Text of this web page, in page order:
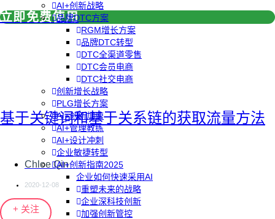
AI+创新战略
品牌DTC方案
RGM增长方案
品牌DTC转型
DTC全渠道零售
DTC会员电商
DTC社交电商
创新增长战略
PLG增长方案
AI+创新加速
AI+管理教练
AI+设计冲刺
企业敏捷转型
AI+创新指南2025
企业如何快速采用AI
重塑未来的战略
企业深科技创新
加强创新管控
立即免费使用
基于关键词和基于关系链的获取流量方法
Chloe Qin
2020-12-08
+ 关注